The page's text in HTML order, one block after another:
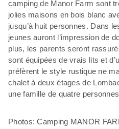
camping de Manor Farm sont
jolies maisons en bois blanc
jusqu’à huit personnes. Dans
jeunes auront l’impression de
plus, les parents seront
sont équipées de vrais lits et
préfèrent le style rustique ne
chalet à deux étages de
une famille de quatre
Photos: Camping MANOR